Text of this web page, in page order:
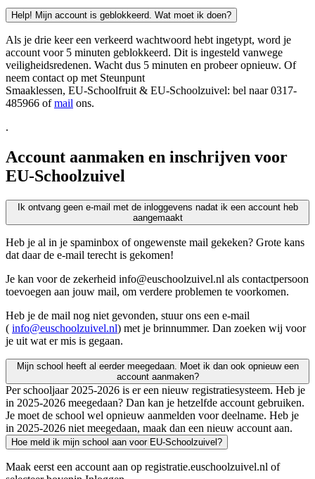
Help! Mijn account is geblokkeerd. Wat moet ik doen?
Als je drie keer een verkeerd wachtwoord hebt ingetypt, word je
account voor 5 minuten geblokkeerd. Dit is ingesteld vanwege
veiligheidsredenen. Wacht dus 5 minuten en probeer opnieuw. Of
neem contact op met Steunpunt
Smaaklessen, EU-Schoolfruit & EU-Schoolzuivel: bel naar 0317-
485966 ofmail ons.
.
Account aanmaken en inschrijven voor
EU-Schoolzuivel
Ik ontvang geen e-mail met de inloggevens nadat ik een account heb
aangemaakt
Heb je al in je spaminbox of ongewenste mail gekeken? Grote kans
dat daar de e-mail terecht is gekomen!
Je kan voor de zekerheid info@euschoolzuivel.nl als contactpersoon
toevoegen aan jouw mail, om verdere problemen te voorkomen.
Heb je de mail nog niet gevonden, stuur ons een e-mail
( info@euschoolzuivel.nl) met je brinnummer. Dan zoeken wij voor
je uit wat er mis is gegaan.
Mijn school heeft al eerder meegedaan. Moet ik dan ook opnieuw een
account aanmaken?
Per schooljaar 2025-2026 is er een nieuw registratiesysteem. Heb je
in 2025-2026 meegedaan? Dan kan je hetzelfde account gebruiken.
Je moet de school wel opnieuw aanmelden voor deelname. Heb je
in 2025-2026 niet meegedaan, maak dan een nieuw account aan.
Hoe meld ik mijn school aan voor EU-Schoolzuivel?
Maak eerst een account aan op registratie.euschoolzuivel.nl of